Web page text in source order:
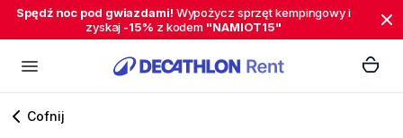
Spędź noc pod gwiazdami! Wypożycz sprzęt kempingowy i
zyskaj -15% z kodem "NAMIOT15"
Cofnij